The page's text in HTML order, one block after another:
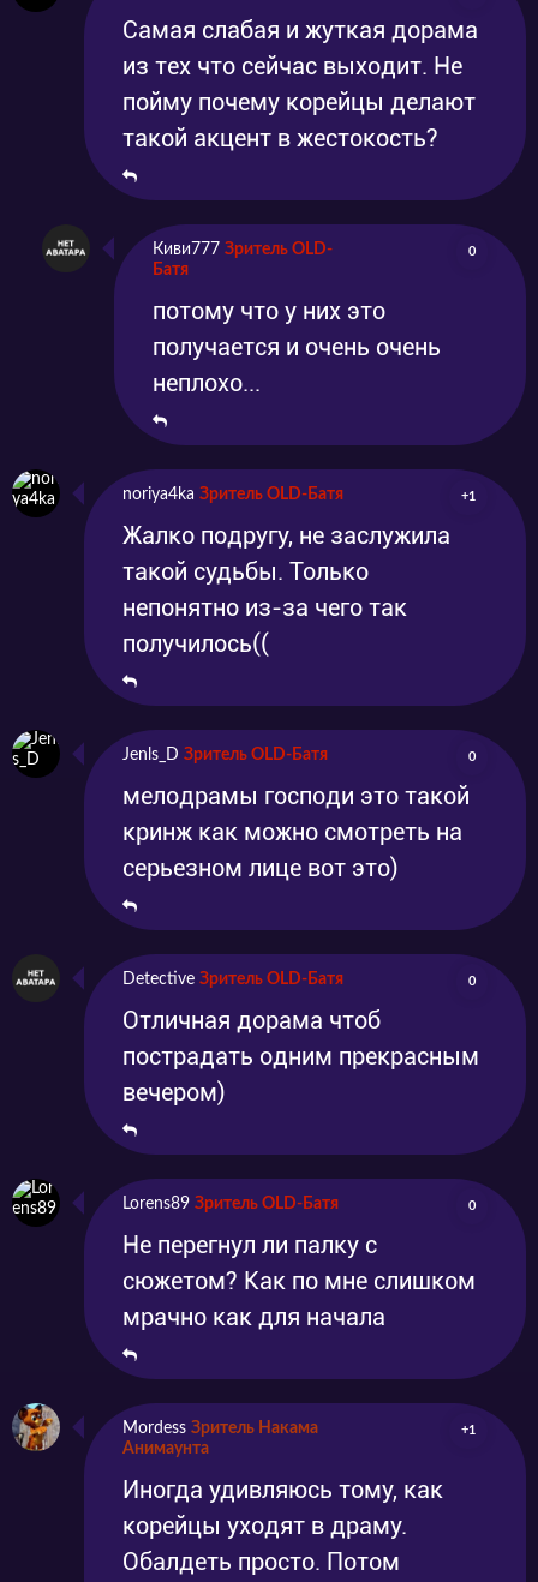
Самая слабая и жуткая дорама
из тех что сейчас выходит. Не
пойму почему корейцы делают
такой акцент в жестокость?
Киви777 Зритель OLD-
Батя
0
потому что у них это
получается и очень очень
неплохо...
noriya4ka Зритель OLD-Батя +1
Жалко подругу, не заслужила
такой судьбы. Только
непонятно из-за чего так
получилось((
Jenls_D Зритель OLD-Батя 0
мелодрамы господи это такой
кринж как можно смотреть на
серьезном лице вот это)
Detective Зритель OLD-Батя 0
Отличная дорама чтоб
пострадать одним прекрасным
вечером)
Lorens89 Зритель OLD-Батя 0
Не перегнул ли палку с
сюжетом? Как по мне слишком
мрачно как для начала
Mordess Зритель Накама
Анимаунта
+1
Иногда удивляюсь тому, как
корейцы уходят в драму.
Обалдеть просто. Потом